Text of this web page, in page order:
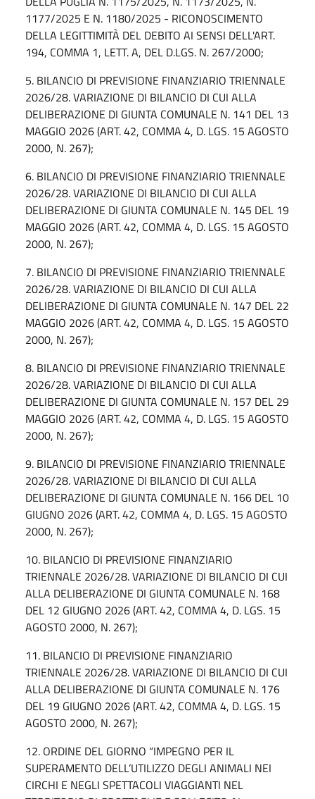
1177/2025 E N. 1180/2025 - RICONOSCIMENTO
DELLA LEGITTIMITÀ DEL DEBITO AI SENSI DELL'ART.
194, COMMA 1, LETT. A, DEL D.LGS. N. 267/2000;
5. BILANCIO DI PREVISIONE FINANZIARIO TRIENNALE
2026/28. VARIAZIONE DI BILANCIO DI CUI ALLA
DELIBERAZIONE DI GIUNTA COMUNALE N. 141 DEL 13
MAGGIO 2026 (ART. 42, COMMA 4, D. LGS. 15 AGOSTO
2000, N. 267);
6. BILANCIO DI PREVISIONE FINANZIARIO TRIENNALE
2026/28. VARIAZIONE DI BILANCIO DI CUI ALLA
DELIBERAZIONE DI GIUNTA COMUNALE N. 145 DEL 19
MAGGIO 2026 (ART. 42, COMMA 4, D. LGS. 15 AGOSTO
2000, N. 267);
7. BILANCIO DI PREVISIONE FINANZIARIO TRIENNALE
2026/28. VARIAZIONE DI BILANCIO DI CUI ALLA
DELIBERAZIONE DI GIUNTA COMUNALE N. 147 DEL 22
MAGGIO 2026 (ART. 42, COMMA 4, D. LGS. 15 AGOSTO
2000, N. 267);
8. BILANCIO DI PREVISIONE FINANZIARIO TRIENNALE
2026/28. VARIAZIONE DI BILANCIO DI CUI ALLA
DELIBERAZIONE DI GIUNTA COMUNALE N. 157 DEL 29
MAGGIO 2026 (ART. 42, COMMA 4, D. LGS. 15 AGOSTO
2000, N. 267);
9. BILANCIO DI PREVISIONE FINANZIARIO TRIENNALE
2026/28. VARIAZIONE DI BILANCIO DI CUI ALLA
DELIBERAZIONE DI GIUNTA COMUNALE N. 166 DEL 10
GIUGNO 2026 (ART. 42, COMMA 4, D. LGS. 15 AGOSTO
2000, N. 267);
10. BILANCIO DI PREVISIONE FINANZIARIO
TRIENNALE 2026/28. VARIAZIONE DI BILANCIO DI CUI
ALLA DELIBERAZIONE DI GIUNTA COMUNALE N. 168
DEL 12 GIUGNO 2026 (ART. 42, COMMA 4, D. LGS. 15
AGOSTO 2000, N. 267);
11. BILANCIO DI PREVISIONE FINANZIARIO
TRIENNALE 2026/28. VARIAZIONE DI BILANCIO DI CUI
ALLA DELIBERAZIONE DI GIUNTA COMUNALE N. 176
DEL 19 GIUGNO 2026 (ART. 42, COMMA 4, D. LGS. 15
AGOSTO 2000, N. 267);
12. ORDINE DEL GIORNO “IMPEGNO PER IL
SUPERAMENTO DELL’UTILIZZO DEGLI ANIMALI NEI
CIRCHI E NEGLI SPETTACOLI VIAGGIANTI NEL